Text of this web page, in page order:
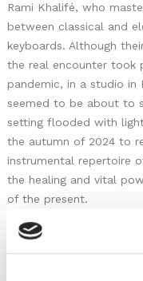
Rami Khalifé, who
between classical and
keyboards. Although
the real encounter took
pandemic, in a studio in
seemed to be about to
setting flooded with
the autumn of 2024 to
instrumental repertoire
the healing and vital
of the present.